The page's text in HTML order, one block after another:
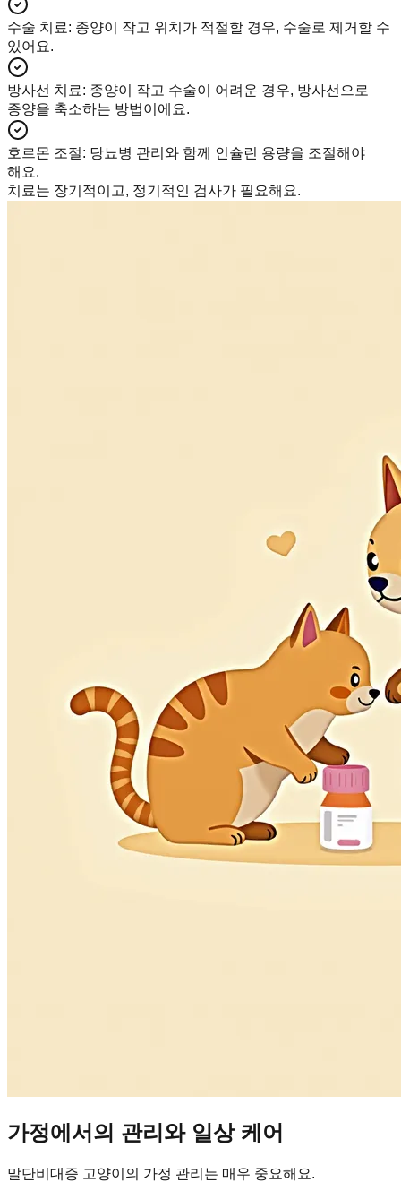
수술 치료: 종양이 작고 위치가 적절할 경우, 수술로 제거할 수
있어요.
방사선 치료: 종양이 작고 수술이 어려운 경우, 방사선으로
종양을 축소하는 방법이에요.
호르몬 조절: 당뇨병 관리와 함께 인슐린 용량을 조절해야
해요.
치료는 장기적이고, 정기적인 검사가 필요해요.
가정에서의 관리와 일상 케어
말단비대증 고양이의 가정 관리는 매우 중요해요.